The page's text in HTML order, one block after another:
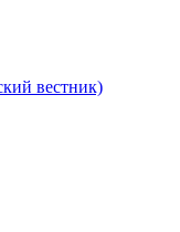
вестник)